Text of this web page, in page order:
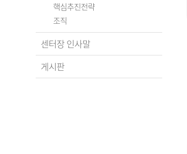
핵심추진전략
조직
센터장 인사말
게시판